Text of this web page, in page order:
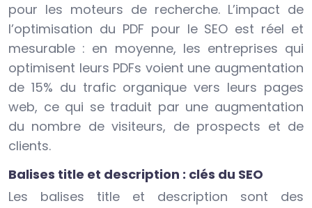
pour les moteurs de recherche. L’impact de
l’optimisation du PDF pour le SEO est réel et
mesurable : en moyenne, les entreprises qui
optimisent leurs PDFs voient une augmentation
de 15% du trafic organique vers leurs pages
web, ce qui se traduit par une augmentation
du nombre de visiteurs, de prospects et de
clients.
Balises title et description : clés du SEO
Les balises title et description sont des